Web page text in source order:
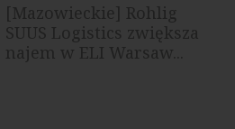
[Mazowieckie] Rohlig
SUUS Logistics zwiększa
najem w ELI Warsaw...